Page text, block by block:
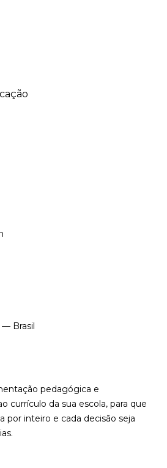
Brasil
pedagógica e
currículo da sua escola, para que
por inteiro e cada decisão seja